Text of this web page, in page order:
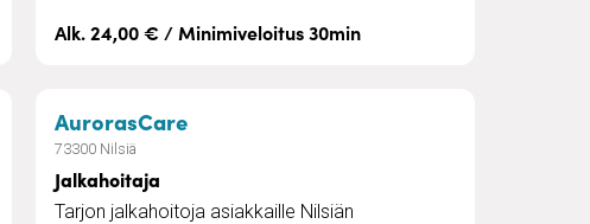
Alk. 24,00 € / Minimiveloitus 30min
AurorasCare– Jalkahoitaja
73300 Nilsiä
Jalkahoitaja
Tarjon jalkahoitoja asiakkaille Nilsiän